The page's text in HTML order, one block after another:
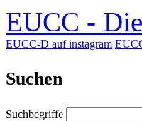
EUCC -
EUCC-D auf instagram
Suchen
Suchbegriffe